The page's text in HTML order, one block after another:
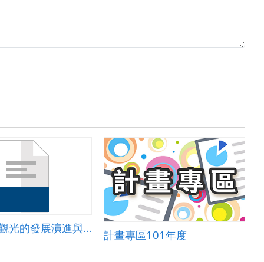
1-2-3台灣觀光的發展演進與影響
計畫專區101年度